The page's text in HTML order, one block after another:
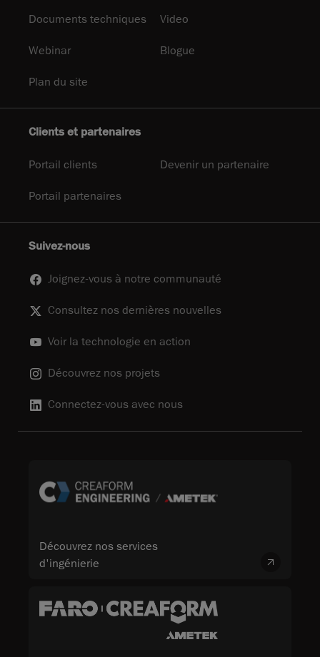
Documents techniques Video
Webinar Blogue
Plan du site
Clients et partenaires
Portail clients Devenir un partenaire
Portail partenaires
Suivez-nous
Joignez-vous à notre communauté
Consultez nos dernières nouvelles
Voir la technologie en action
Découvrez nos projets
Connectez-vous avec nous
Découvrez nos services
d'ingénierie